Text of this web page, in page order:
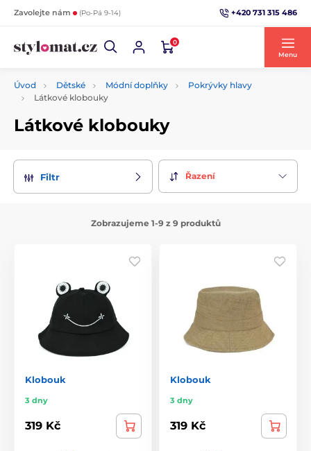
Zavolejte nám (Po-Pá 9-14) +420 731 315 486
0
Menu
Úvod Dětské Módní doplňky
Pokrývky hlavy
Látkové klobouky
Látkové klobouky
Filtr Řazení
Zobrazujeme 1-9 z 9 produktů
Klobouk
3 dny
319 Kč
Klobouk
3 dny
319 Kč